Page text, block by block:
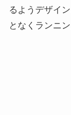
るようデザイ
となくランニ